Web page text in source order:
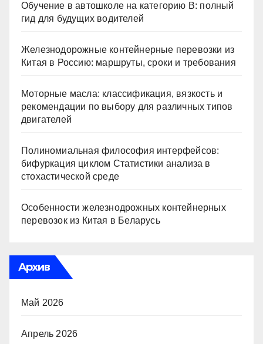
Обучение в автошколе на категорию В: полный
гид для будущих водителей
Железнодорожные контейнерные перевозки из
Китая в Россию: маршруты, сроки и требования
Моторные масла: классификация, вязкость и
рекомендации по выбору для различных типов
двигателей
Полиномиальная философия интерфейсов:
бифуркация циклом Статистики анализа в
стохастической среде
Особенности железнодрожных контейнерных
перевозок из Китая в Беларусь
Архив
Май 2026
Апрель 2026